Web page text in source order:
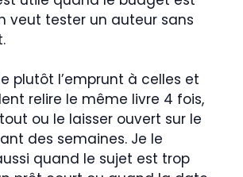
veut tester un auteur sans
plutôt l’emprunt à celles et
relire le même livre 4 fois,
ou le laisser ouvert sur le
des semaines. Je le
quand le sujet est trop